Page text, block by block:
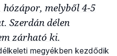
melyből 4-5
Szerdán délen
zárható ki.
megyékben kezdődik